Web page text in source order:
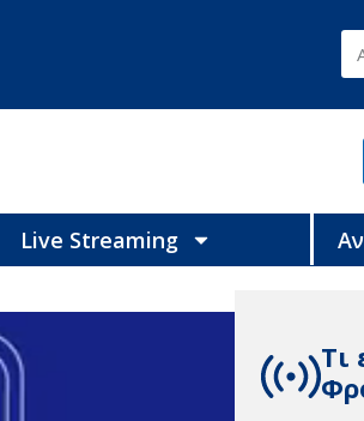
Live Streaming
Τι